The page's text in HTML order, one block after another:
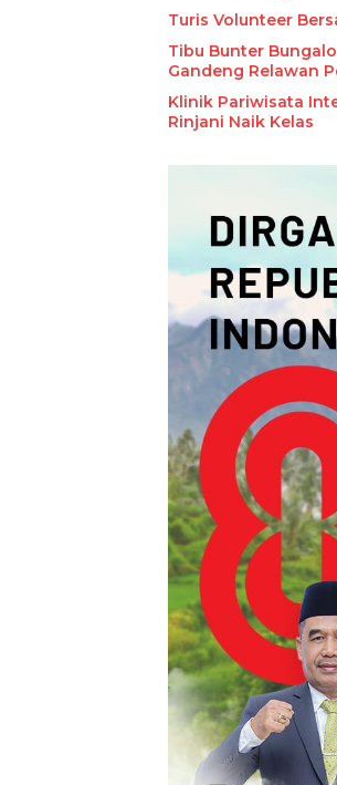
Turis Volunteer
Tibu Bunter
Gandeng Relawan
Klinik Pariwisata
Rinjani Naik Kelas